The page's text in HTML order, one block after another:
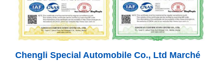
Chengli Special Automobile Co., Ltd Marché